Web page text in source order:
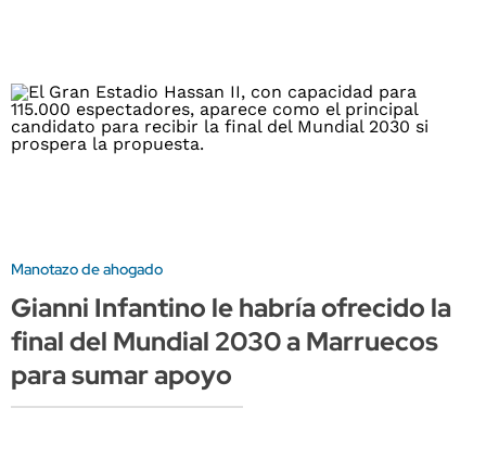
Manotazo de ahogado
Gianni Infantino le habría ofrecido la
final del Mundial 2030 a Marruecos
para sumar apoyo